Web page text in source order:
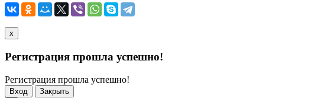
x
Регистрация прошла успешно!
Регистрация прошла успешно!
Вход
Закрыть